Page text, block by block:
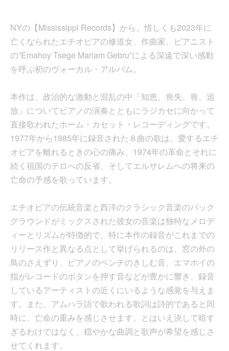
NYの【Mississippi Records】から、惜しくも2023年に
亡くなられたエチオピアの修道女、作曲家、ピアニスト
の”Emahoy Tsege Mariam Gebru”による深遠で深い感動
を呼ぶ初のヴォーカル・アルバム。
本作は、政治的な激動と混乱の中「知恵、喪失、喪、追
放」についてピアノの演奏とともにラジカセに向かって
直接歌われたホーム・カセット・レコーディングです。
1977年から1985年に録音された８曲の歌は、愛するエチ
オピアを離れるときの心の痛み、1974年の革命とそれに
続く祖国のテロへの反省、そしてエルサレムへの将来の
亡命の予感を歌っています。
エチオピアの伝統音楽と西洋のクラシック音楽のバック
グラウンドがミックスされた彼女の音楽は独特なメロデ
ィーとリズムが特徴的で、特に本作の録音がこれまでの
リリース作と異なる点として挙げられるのは、窓の外の
鳥のさえずり、ピアノのベンチのきしむ音、エマホイの
指がレコードのボタンを押す音などが豊かに響き、録音
しているアーティストの近くにいるような感覚を与えま
す。また、アムハラ語で歌われる歌詞は詩的であると同
時に、亡命の重みを感じさせます。とはいえ決して暗す
ぎるわけではなく、穏やかな曲調と歌声が希望を感じさ
せてくれます。